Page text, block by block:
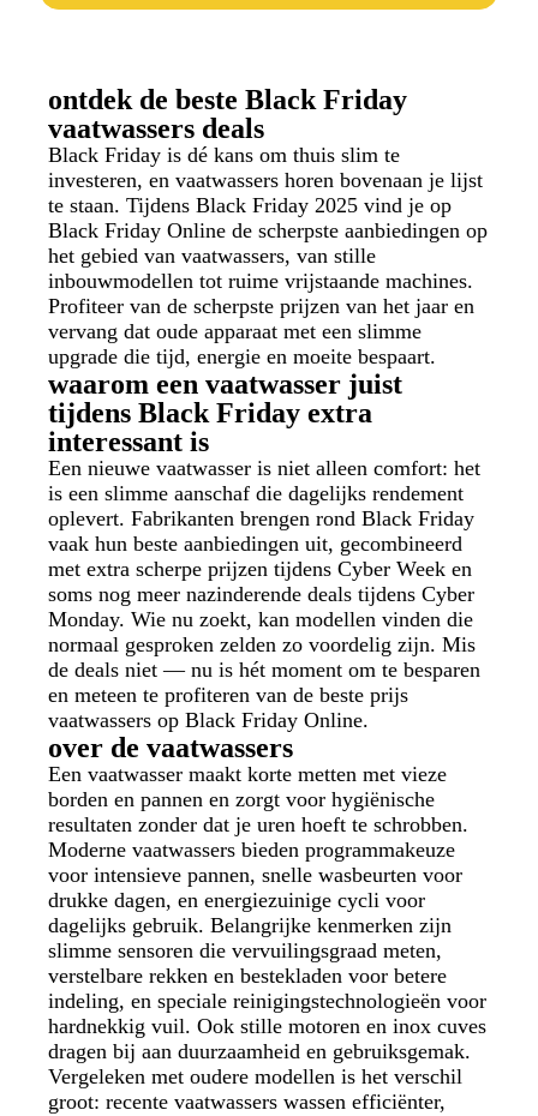
ontdek de beste Black Friday
vaatwassers deals
Black Friday is dé kans om thuis slim te
investeren, en vaatwassers horen bovenaan je lijst
te staan. Tijdens Black Friday 2025 vind je op
Black Friday Online de scherpste aanbiedingen op
het gebied van vaatwassers, van stille
inbouwmodellen tot ruime vrijstaande machines.
Profiteer van de scherpste prijzen van het jaar en
vervang dat oude apparaat met een slimme
upgrade die tijd, energie en moeite bespaart.
waarom een vaatwasser juist
tijdens Black Friday extra
interessant is
Een nieuwe vaatwasser is niet alleen comfort: het
is een slimme aanschaf die dagelijks rendement
oplevert. Fabrikanten brengen rond Black Friday
vaak hun beste aanbiedingen uit, gecombineerd
met extra scherpe prijzen tijdens Cyber Week en
soms nog meer nazinderende deals tijdens Cyber
Monday. Wie nu zoekt, kan modellen vinden die
normaal gesproken zelden zo voordelig zijn. Mis
de deals niet — nu is hét moment om te besparen
en meteen te profiteren van de beste prijs
vaatwassers op Black Friday Online.
over de vaatwassers
Een vaatwasser maakt korte metten met vieze
borden en pannen en zorgt voor hygiënische
resultaten zonder dat je uren hoeft te schrobben.
Moderne vaatwassers bieden programmakeuze
voor intensieve pannen, snelle wasbeurten voor
drukke dagen, en energiezuinige cycli voor
dagelijks gebruik. Belangrijke kenmerken zijn
slimme sensoren die vervuilingsgraad meten,
verstelbare rekken en bestekladen voor betere
indeling, en speciale reinigingstechnologieën voor
hardnekkig vuil. Ook stille motoren en inox cuves
dragen bij aan duurzaamheid en gebruiksgemak.
Vergeleken met oudere modellen is het verschil
groot: recente vaatwassers wassen efficiënter,